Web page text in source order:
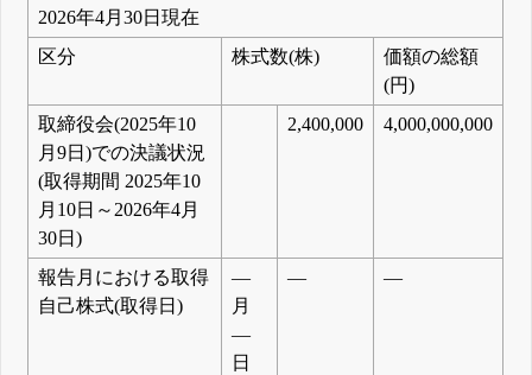
2026年4月30日現在
区分
株式数(株)
価額の総額
(円)
取締役会(2025年10
月9日)での決議状況
(取得期間 2025年10
月10日～2026年4月
30日)
2,400,000 4,000,000,000
報告月における取得
自己株式(取得日)
―
月
―
日
― ―